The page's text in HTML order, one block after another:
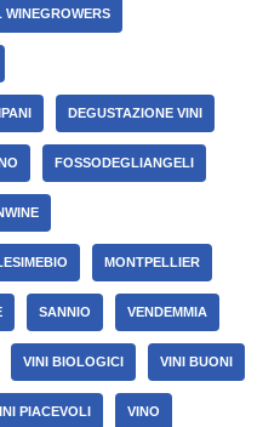
WINEGROWERS
DEGUSTAZIONE VINI
FOSSODEGLIANGELI
MONTPELLIER
SANNIO VENDEMMIA
VINI BIOLOGICI VINI BUONI
PIACEVOLI VINO